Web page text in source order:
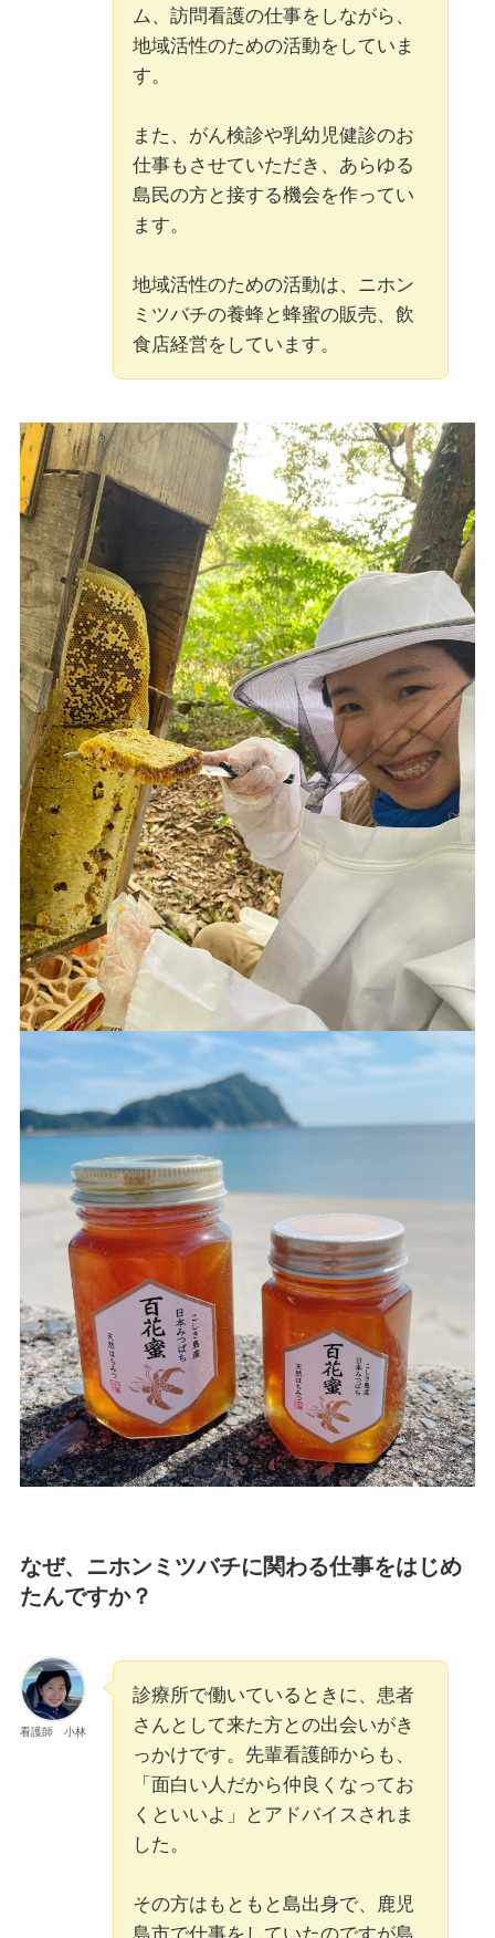
ム、訪問看護の仕事をしながら、
地域活性のための活動をしていま
す。
また、がん検診や乳幼児健診のお
仕事もさせていただき、あらゆる
島民の方と接する機会を作ってい
ます。
地域活性のための活動は、ニホン
ミツバチの養蜂と蜂蜜の販売、飲
食店経営をしています。
なぜ、ニホンミツバチに関わる仕事をはじめ
たんですか？
看護師 小林
診療所で働いているときに、患者
さんとして来た方との出会いがき
っかけです。先輩看護師からも、
「面白い人だから仲良くなってお
くといいよ」とアドバイスされま
した。
その方はもともと島出身で、鹿児
島市で仕事をしていたのですが島